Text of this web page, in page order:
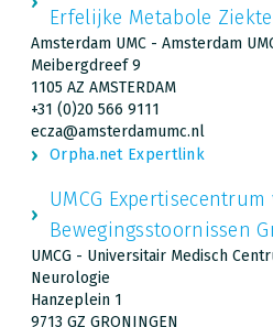
Erfelijke Metabole
Amsterdam UMC - Amsterdam
Meibergdreef 9
1105 AZ AMSTERDAM
+31 (0)20 566 9111
ecza@amsterdamumc.nl
Orpha.net Expertlink
UMCG Expertisecentrum
Bewegingsstoornissen
UMCG - Universitair Medisch
Neurologie
Hanzeplein 1
9713 GZ GRONINGEN